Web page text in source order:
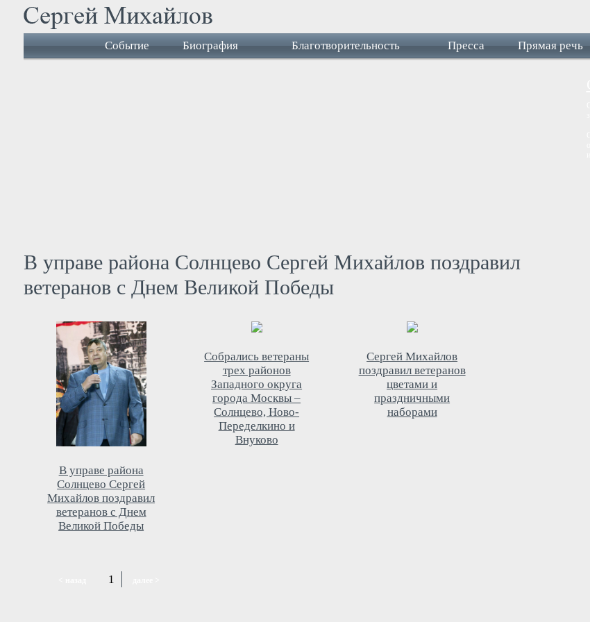
Событие Биография Благотворительность Пресса Прямая речь
В управе района Солнцево Сергей Михайлов поздравил
ветеранов с Днем Великой Победы
В управе района
Солнцево Сергей
Михайлов поздравил
ветеранов с Днем
Великой Победы
Собрались ветераны
трех районов
Западного округа
города Москвы –
Солнцево, Ново-
Переделкино и
Внуково
Сергей Михайлов
поздравил ветеранов
цветами и
праздничными
наборами
1